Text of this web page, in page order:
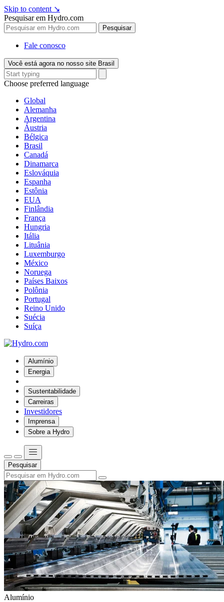
Skip to content ↘
Pesquisar em Hydro.com
Pesquisar
Fale conosco
Você está agora no nosso site Brasil
Choose preferred language
Global
Alemanha
Argentina
Áustria
Bélgica
Brasil
Canadá
Dinamarca
Eslováquia
Espanha
Estônia
EUA
Finlândia
França
Hungria
Itália
Lituânia
Luxemburgo
México
Noruega
Países Baixos
Polônia
Portugal
Reino Unido
Suécia
Suíça
Alumínio
Energia
Sustentabilidade
Carreiras
Investidores
Imprensa
Sobre a Hydro
Pesquisar
Alumínio